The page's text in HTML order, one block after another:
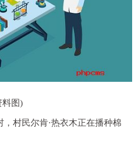
料图)
村民尔肯·热衣木正在播种棉